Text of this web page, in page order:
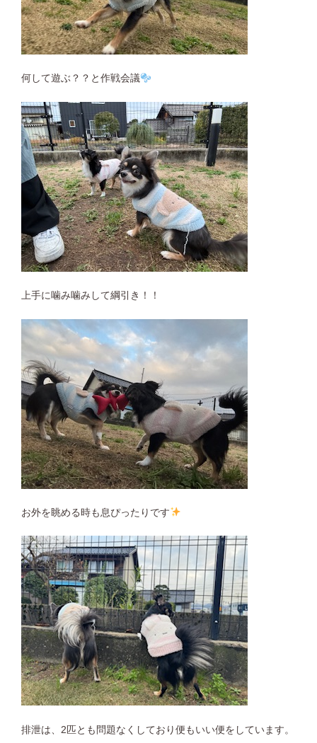
何して遊ぶ？？と作戦会議
上手に噛み噛みして綱引き！！
お外を眺める時も息ぴったりです
排泄は、2匹とも問題なくしており便もいい便をしています。